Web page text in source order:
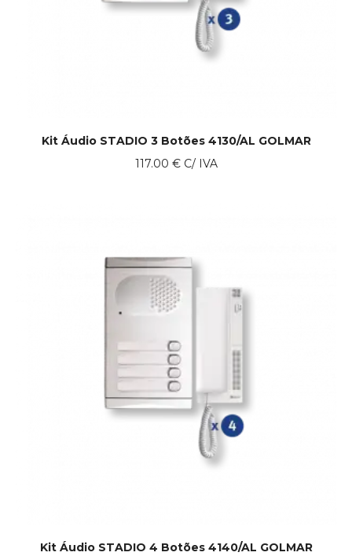
Kit Áudio STADIO 3 Botões 4130/AL GOLMAR
117.00 €C/ IVA
Kit Áudio STADIO 4 Botões 4140/AL GOLMAR